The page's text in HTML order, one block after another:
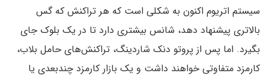
سیستم اتریوم اکنون به شکلی است که هر تراکنش که گس
بالاتری پیشنهاد دهد، شانس بیشتری دارد تا در یک بلوک جای
بگیرد. اما پس از پروتو دنک شاردینگ، تراکنش‌های حامل بلاب،
کارمزد متفاوتی خواهند داشت و یک بازار کارمزد چندبعدی یا